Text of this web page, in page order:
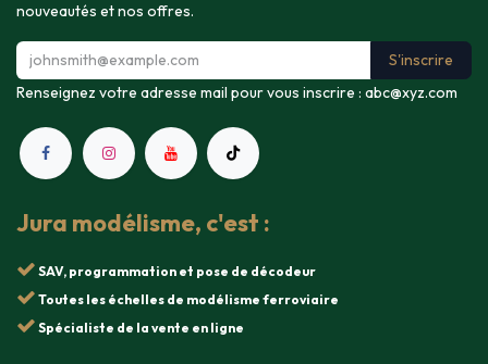
nouveautés et nos offres.
S'inscrire
Renseignez votre adresse mail pour vous inscrire : abc@xyz.com
Jura modélisme, c'est :
SAV, programmation et pose de décodeur
Toutes les échelles de modélisme ferroviaire
Spécialiste de la vente en ligne